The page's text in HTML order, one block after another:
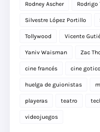
Rodney Ascher Rodrigo
Silvestre López Portillo
Tollywood Vicente
Yaniv Waisman Zac
cine francés cine gotico
huelga de guionistas
playeras teatro
videojuegos